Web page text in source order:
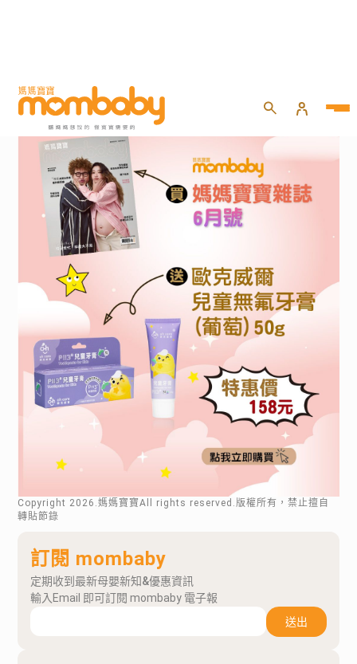
Copyright 2026 .媽媽寶寶All rights reserved.版權所有，禁止擅自
轉貼節錄
訂閱 mombaby
定期收到最新母嬰新知&優惠資訊
輸入Email 即可訂閱 mombaby 電子報
送出